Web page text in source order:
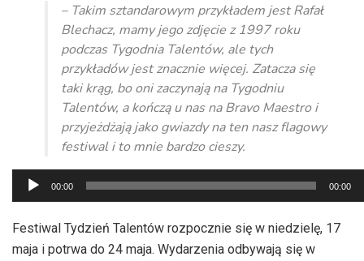
– Takim sztandarowym przykładem jest Rafał
Blechacz, mamy jego zdjęcie z 1997 roku
podczas Tygodnia Talentów, ale tych
przykładów jest znacznie więcej. Zatacza się
taki krąg, bo oni zaczynają na Tygodniu
Talentów, a kończą u nas na Bravo Maestro i
przyjeżdżają jako gwiazdy na ten nasz flagowy
festiwal i to mnie bardzo cieszy.
Odtwarzacz
plików
dźwiękowych
00:00 00:00
Festiwal Tydzień Talentów rozpocznie się w niedzielę, 17
maja i potrwa do 24 maja. Wydarzenia odbywają się w